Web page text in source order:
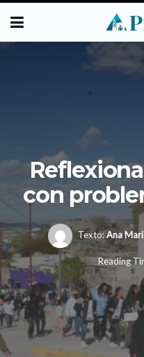
con
Texto:Ana
Reading